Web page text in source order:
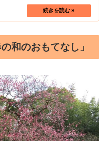
以上の一...
和のおもてなし」